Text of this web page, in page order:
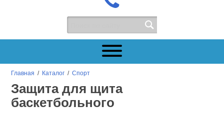
Главная / Каталог /Спорт
Защита для щита
баскетбольного